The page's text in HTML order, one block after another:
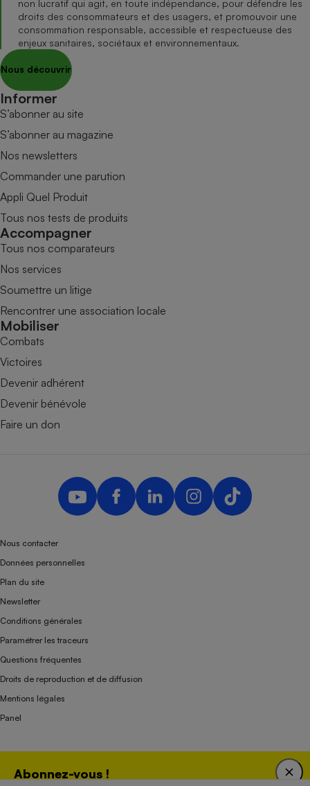
Abonnez-vous !
non lucratif qui agit, en toute indépendance, pour défendre les
droits des consommateurs et des usagers, et promouvoir une
consommation responsable, accessible et respectueuse des
enjeux sanitaires, sociétaux et environnementaux.
Nous découvrir
Informer
S’abonner au site
S’abonner au magazine
Nos newsletters
Commander une parution
Appli Quel Produit
Tous nos tests de produits
Accompagner
Tous nos comparateurs
Nos services
Soumettre un litige
Rencontrer une association locale
Mobiliser
Combats
Victoires
Devenir adhérent
Devenir bénévole
Faire un don
Nous contacter
Données personnelles
Plan du site
Newsletter
Conditions générales
Paramétrer les traceurs
Questions fréquentes
Droits de reproduction et de diffusion
Mentions légales
Panel
Association indépendante de l’État, des syndicats, des producteurs et des
distributeurs depuis 1951.